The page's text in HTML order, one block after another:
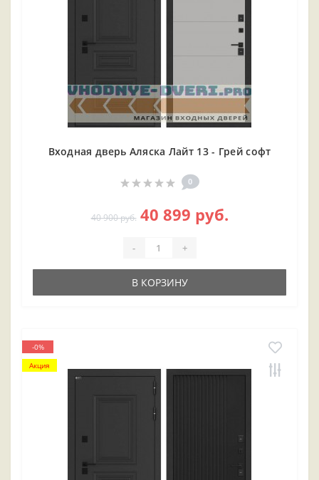
Входная дверь Аляска Лайт 13 - Грей софт
0
40 900 руб. 40 899 руб.
- +
В КОРЗИНУ
-0%
Акция